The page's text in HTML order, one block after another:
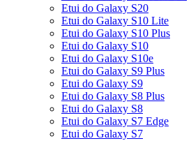
Etui do Galaxy S20
Etui do Galaxy S10 Lite
Etui do Galaxy S10 Plus
Etui do Galaxy S10
Etui do Galaxy S10e
Etui do Galaxy S9 Plus
Etui do Galaxy S9
Etui do Galaxy S8 Plus
Etui do Galaxy S8
Etui do Galaxy S7 Edge
Etui do Galaxy S7